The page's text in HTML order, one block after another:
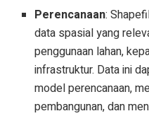
Perencanaan:
data spasial yang
penggunaan lahan,
infrastruktur. Data ini
model perencanaan,
pembangunan, dan